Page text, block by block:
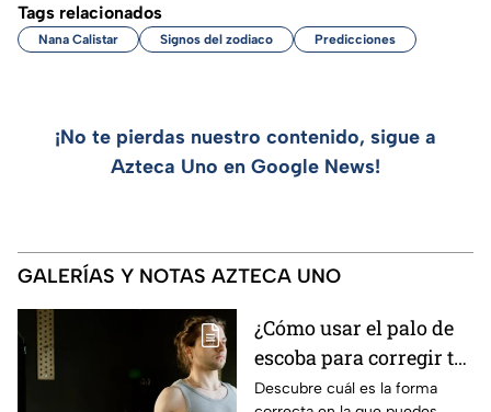
Tags relacionados
Nana Calistar Signos del zodiaco Predicciones
¡No te pierdas nuestro contenido, sigue a
Azteca Uno en Google News!
GALERÍAS Y NOTAS AZTECA UNO
¿Cómo usar el palo de
escoba para corregir tu
postura y eliminar la
Descubre cuál es la forma